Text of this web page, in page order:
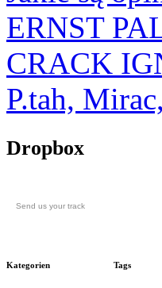
ERNST
CRACK
P.tah,
Dropbox
Send us your track
Kategorien Tags